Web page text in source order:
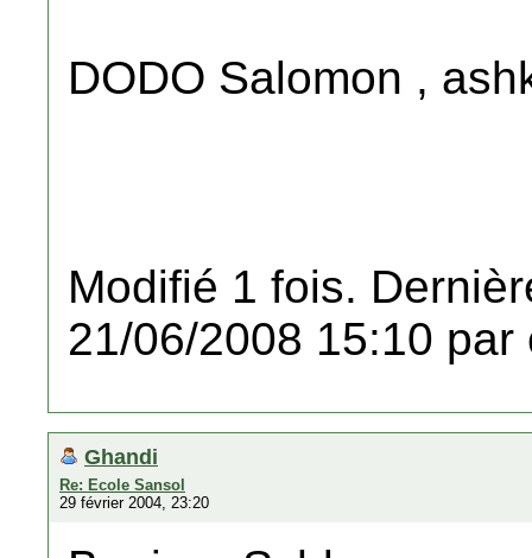
DODO Salomon ,
Modifié 1 fois.
21/06/2008 15:10 par
Ghandi
Re: Ecole Sansol
29 février 2004, 23:20